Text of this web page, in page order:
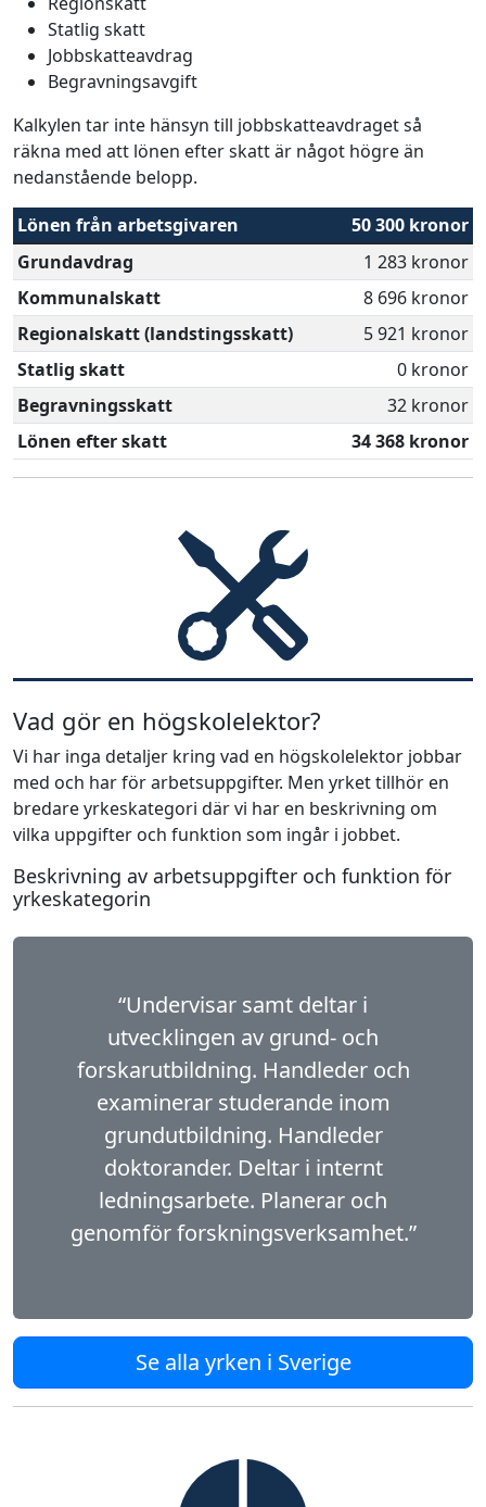
Statlig skatt
Jobbskatteavdrag
Begravningsavgift
Kalkylen tar inte hänsyn till jobbskatteavdraget så
räkna med att lönen efter skatt är något högre än
nedanstående belopp.
Lönen från arbetsgivaren
50 300 kronor
Grundavdrag
1 283 kronor
Kommunalskatt
8 696 kronor
Regionalskatt (landstingsskatt)
5 921 kronor
Statlig skatt
0 kronor
Begravningsskatt
32 kronor
Lönen efter skatt
34 368 kronor
Vad gör en högskolelektor?
Vi har inga detaljer kring vad en högskolelektor jobbar
med och har för arbetsuppgifter. Men yrket tillhör en
bredare yrkeskategori där vi har en beskrivning om
vilka uppgifter och funktion som ingår i jobbet.
Beskrivning av arbetsuppgifter och funktion för
yrkeskategorin
“Undervisar samt deltar i
utvecklingen av grund- och
forskarutbildning. Handleder och
examinerar studerande inom
grundutbildning. Handleder
doktorander. Deltar i internt
ledningsarbete. Planerar och
genomför forskningsverksamhet.”
Se alla yrken i Sverige